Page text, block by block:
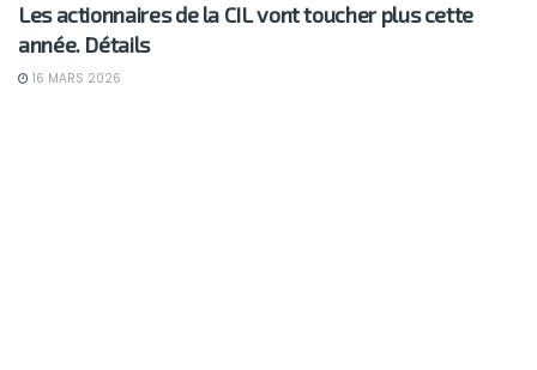
Les actionnaires de la CIL vont toucher plus cette
année. Détails
16 MARS 2026